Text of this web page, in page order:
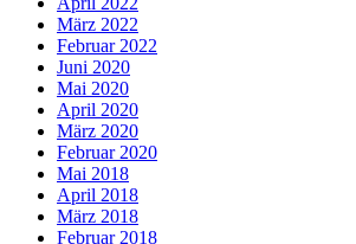
März 2022
Februar 2022
Juni 2020
Mai 2020
April 2020
März 2020
Februar 2020
Mai 2018
April 2018
März 2018
Februar 2018